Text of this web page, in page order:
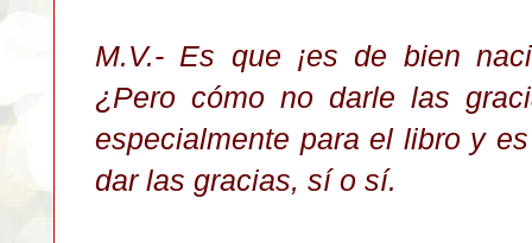
M.V.- Es que ¡es de bien
¿Pero cómo no darle las
especialmente para el libro y
dar las gracias, sí o sí.